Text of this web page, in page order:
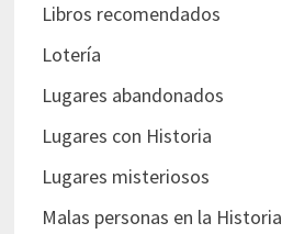
Libros recomendados
Lotería
Lugares abandonados
Lugares con Historia
Lugares misteriosos
Malas personas en la Historia